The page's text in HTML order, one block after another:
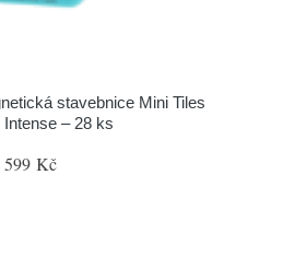
stavebnice Mini Tiles
Intense – 28 ks
599 Kč